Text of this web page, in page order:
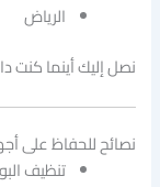
الرياض
نصل إليك أينما
نصائح للحفاظ على
تنظيف